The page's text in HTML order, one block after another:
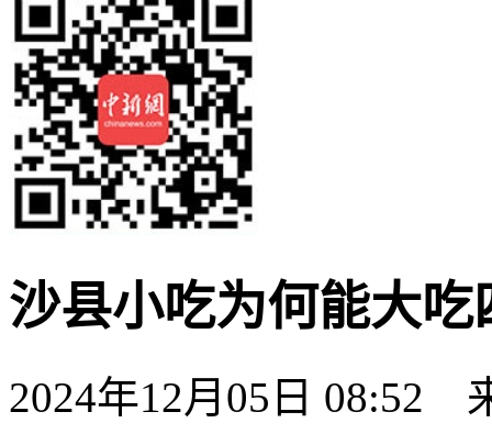
沙县小吃为何能大吃
2024年12月05日 08:52